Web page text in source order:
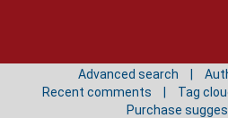
Advanced search
Recent comments
Tag
Purchase